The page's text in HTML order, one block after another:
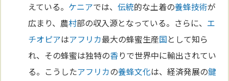
えている。 ケニアでは、伝統的な土着の養蜂技術が
広まり、農村部の収入源となっている。さらに、 エ
チオピアはアフリカ最大の蜂蜜生産国として知ら
れ、その蜂蜜は独特の香りで世界中に輸出されてい
る。こうしたアフリカの養蜂文化は、経済発展の鍵